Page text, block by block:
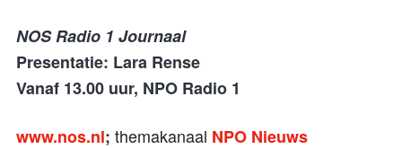
NOS Radio 1 Journaal
Presentatie: Lara Rense
Vanaf 13.00 uur, NPO Radio 1
www.nos.nl; themakanaal NPO Nieuws